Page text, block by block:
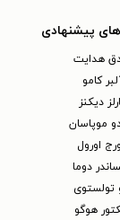
پیشنهادی
هدایت
کامو
دیکنز
موپاسان
اورول
دوما
تولستوی
هوگو